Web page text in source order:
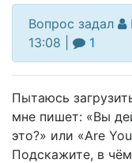
13:08 |
1
Пытаюсь
мне пишет: «Вы
это?» или «Are
Подскажите, в